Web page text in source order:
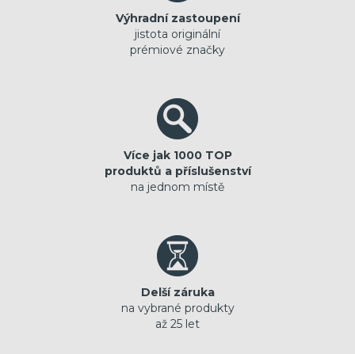
Výhradní zastoupení
jistota originální
prémiové značky
Více jak 1000 TOP
produktů a příslušenství
na jednom místě
Delší záruka
na vybrané produkty
až 25 let